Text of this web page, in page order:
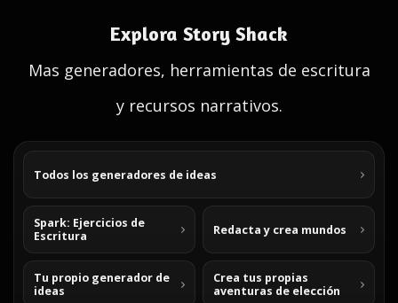
Explora Story Shack
Mas generadores, herramientas de escritura
y recursos narrativos.
Todos los generadores de ideas
Spark: Ejercicios de
Escritura
Redacta y crea mundos
Tu propio generador de
ideas
Crea tus propias
aventuras de elección